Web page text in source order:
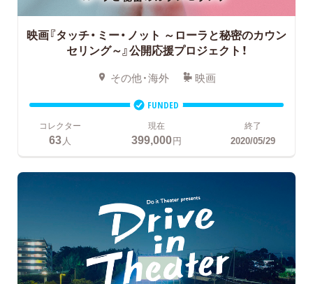
映画『タッチ・ミー・ノット ～ローラと秘密のカウン
セリング～』公開応援プロジェクト！
その他・海外 映画
FUNDED
コレクター
63人
現在
399,000円
終了
2020/05/29